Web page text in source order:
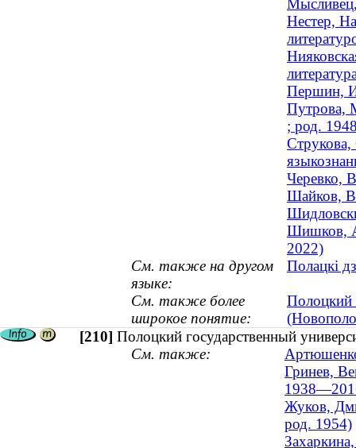
Нестер,
Першин,
Путрова,
; род.
Струкова,
Черевко,
Шайков,
Шишков,
2022)
См. также на другом
языке:
Полацкі
См. также более
широкое понятие:
Полоцкий
[210] Полоцкий государственный
См. также:
Гринев,
Жуков,
род. 1954)